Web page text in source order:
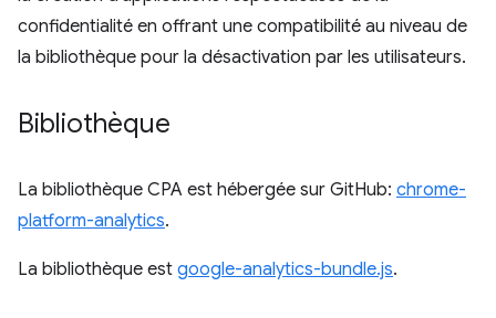
confidentialité en offrant une compatibilité au niveau de
la bibliothèque pour la désactivation par les utilisateurs.
Bibliothèque
La bibliothèque CPA est hébergée sur GitHub: chrome-
platform-analytics.
La bibliothèque est google-analytics-bundle.js.